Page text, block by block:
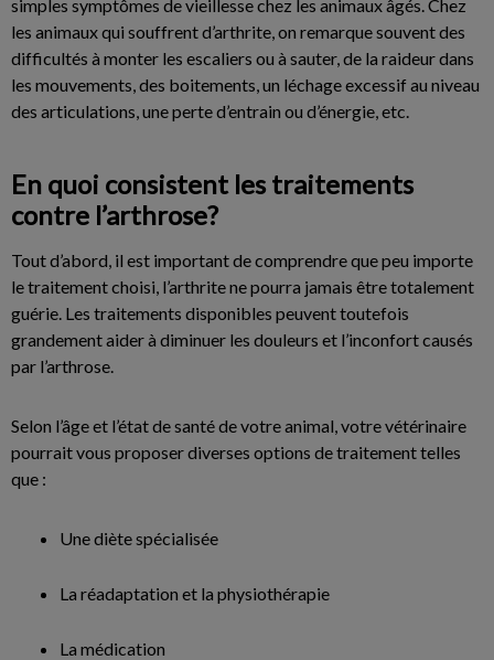
simples symptômes de vieillesse chez les animaux âgés. Chez
les animaux qui souffrent d’arthrite, on remarque souvent des
difficultés à monter les escaliers ou à sauter, de la raideur dans
les mouvements, des boitements, un léchage excessif au niveau
des articulations, une perte d’entrain ou d’énergie, etc.
En quoi consistent les traitements
contre l’arthrose?
Tout d’abord, il est important de comprendre que peu importe
le traitement choisi, l’arthrite ne pourra jamais être totalement
guérie. Les traitements disponibles peuvent toutefois
grandement aider à diminuer les douleurs et l’inconfort causés
par l’arthrose.
Selon l’âge et l’état de santé de votre animal, votre vétérinaire
pourrait vous proposer diverses options de traitement telles
que :
Une diète spécialisée
La réadaptation et la physiothérapie
La médication